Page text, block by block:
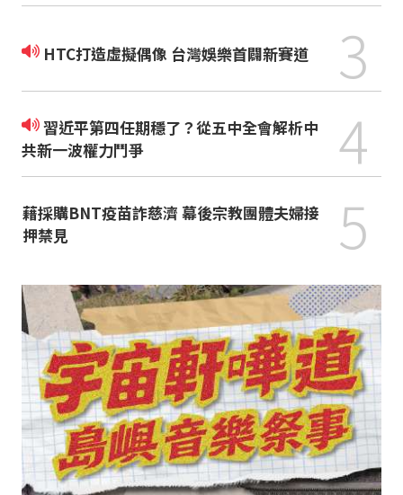
HTC打造虛擬偶像 台灣娛樂首闢新賽道 3
習近平第四任期穩了？從五中全會解析中
共新一波權力鬥爭
4
藉採購BNT疫苗詐慈濟 幕後宗教團體夫婦接
押禁見
5